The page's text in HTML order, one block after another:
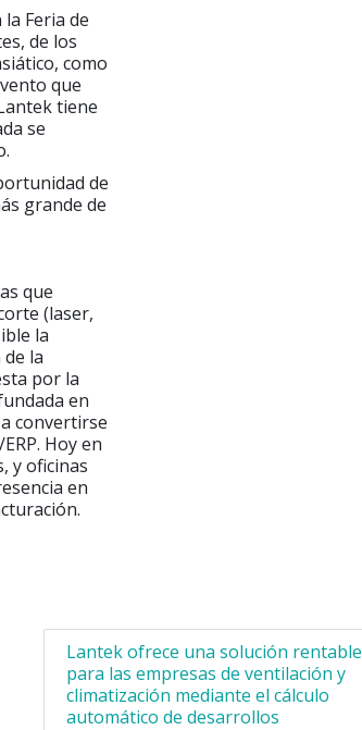
Feria de
de los
como
que
tiene
se
de
grande de
que
(laser,
la
la
por la
en
convertirse
Hoy en
y oficinas
en
Lantek ofrece una solución rentable
para las empresas de ventilación y
climatización mediante el cálculo
automático de desarrollos